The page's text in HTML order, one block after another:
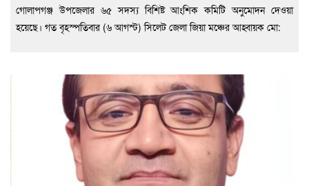
গোলাপগঞ্জ উপজেলার ৬৫ সদস্য বিশিষ্ট আংশিক কমিটি অনুমোদন দেওয়া
হয়েছে। গত বৃহস্পতিবার (৬ আগস্ট) সিলেট জেলা জিয়া মঞ্চের আহ্বায়ক মো: